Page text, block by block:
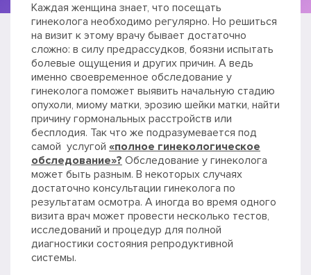
Каждая женщина знает, что посещать
гинеколога необходимо регулярно. Но решиться
на визит к этому врачу бывает достаточно
сложно: в силу предрассудков, боязни испытать
болевые ощущения и других причин. А ведь
именно своевременное обследование у
гинеколога поможет выявить начальную стадию
опухоли, миому матки, эрозию шейки матки, найти
причину гормональных расстройств или
бесплодия. Так что же подразумевается под
самой услугой «полное гинекологическое
обследование»? Обследование у гинеколога
может быть разным. В некоторых случаях
достаточно консультации гинеколога по
результатам осмотра. А иногда во время одного
визита врач может провести несколько тестов,
исследований и процедур для полной
диагностики состояния репродуктивной
системы.